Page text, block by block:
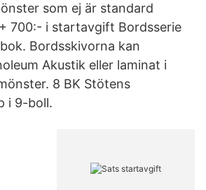
som ej är standard
700:- i startavgift Bordsserie
Bordsskivorna kan
Akustik eller laminat i
8 BK Stötens
i 9-boll.